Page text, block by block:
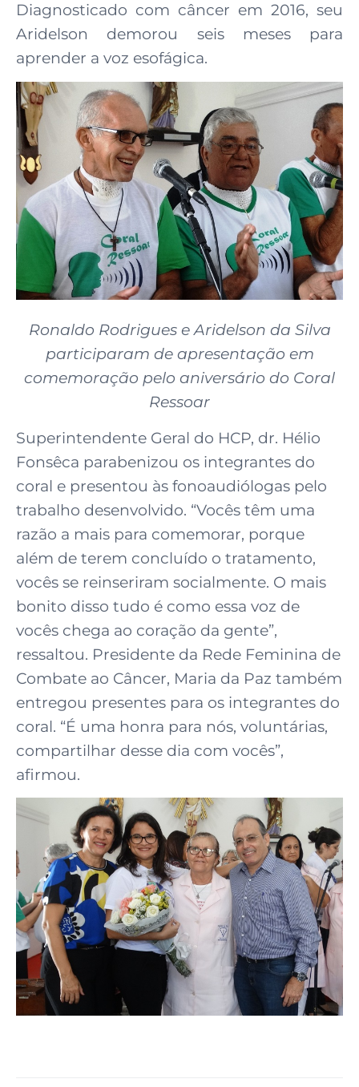
Diagnosticado com câncer em 2016, seu
Aridelson demorou seis meses para
aprender a voz esofágica.
Ronaldo Rodrigues e Aridelson da Silva
participaram de apresentação em
comemoração pelo aniversário do Coral
Ressoar
Superintendente Geral do HCP, dr. Hélio
Fonsêca parabenizou os integrantes do
coral e presentou às fonoaudiólogas pelo
trabalho desenvolvido. “Vocês têm uma
razão a mais para comemorar, porque
além de terem concluído o tratamento,
vocês se reinseriram socialmente. O mais
bonito disso tudo é como essa voz de
vocês chega ao coração da gente”,
ressaltou. Presidente da Rede Feminina de
Combate ao Câncer, Maria da Paz também
entregou presentes para os integrantes do
coral. “É uma honra para nós, voluntárias,
compartilhar desse dia com vocês”,
afirmou.